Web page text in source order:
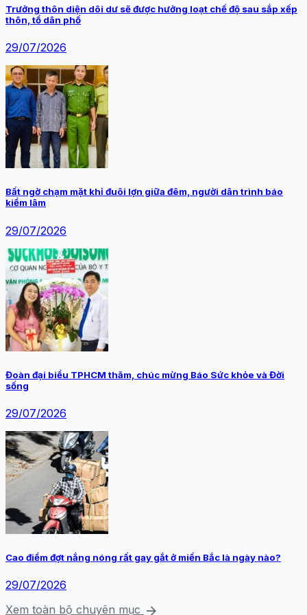
Trưởng thôn diện dôi dư sẽ được hưởng loạt chế độ sau sắp xếp
thôn, tổ dân phố
29/07/2026
Bất ngờ chạm mặt khỉ đuôi lợn giữa đêm, người dân trình báo
kiểm lâm
29/07/2026
Đoàn đại biểu TPHCM thăm, chúc mừng Báo Sức khỏe và Đời
sống
29/07/2026
Cao điểm đợt nắng nóng rất gay gắt ở miền Bắc là ngày nào?
29/07/2026
Xem toàn bộ chuyên mục arrow_forward